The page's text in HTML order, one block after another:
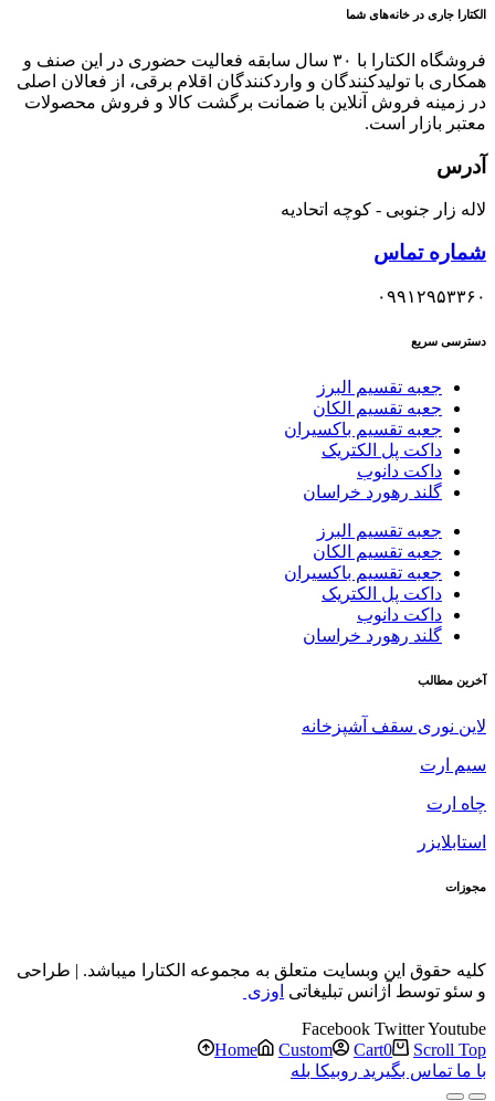
الکتارا جاری در خانه‌های شما
فروشگاه الکتارا با ۳۰ سال سابقه فعالیت حضوری در این صنف و
همکاری با تولیدکنندگان و واردکنندگان اقلام برقی، از فعالان اصلی
در زمینه فروش آنلاین با ضمانت برگشت کالا و فروش محصولات
معتبر بازار است.
آدرس
لاله زار جنوبی - کوچه اتحادیه
شماره تماس
۰۹۹۱۲۹۵۳۳۶۰
دسترسی سریع
جعبه تقسیم البرز
جعبه تقسیم الکان
جعبه تقسیم باکسیران
داکت پل الکتریک
داکت دانوب
گلند رهورد خراسان
جعبه تقسیم البرز
جعبه تقسیم الکان
جعبه تقسیم باکسیران
داکت پل الکتریک
داکت دانوب
گلند رهورد خراسان
آخرین مطالب
لاین نوری سقف آشپزخانه
سیم ارت
چاه ارت
استابلایزر
مجوزات
کلیه حقوق این وبسایت متعلق به مجموعه الکتارا میباشد. | طراحی
و سئو توسط آژانس تبلیغاتی اوزی
Facebook TwitterYoutube
Home
Custom Cart0
Scroll Top
با ما تماس بگیرید روبیکا بله